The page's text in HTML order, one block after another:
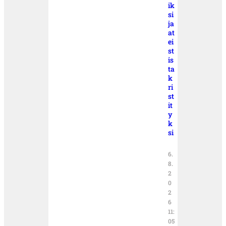
ik
si
ja
at
ei
st
is
ta
k
ri
st
it
y
k
si
6.
8.
2
0
2
6
11:
05